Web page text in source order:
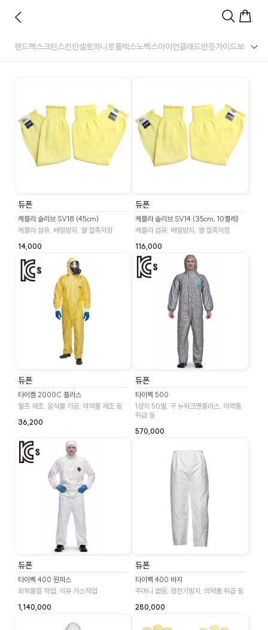
핸드맥스크린스킨안셀토와니로플렉스노벡스아이언클래드반듯가이드보생명진
듀폰
케블라 슬리브 SV18 (45cm)
케블라 섬유, 베임방지, 열 접촉저항
14,000
듀폰
케블라 슬리브 SV14 (35cm, 10켤레)
케블라 섬유, 베임방지, 열 접촉저항
116,000
듀폰
타이켐 2000C 플러스
펄프 제조, 음식물 가공, 의약품 제조 등
36,200
듀폰
타이벡 500
1상자 50벌, 구 뉴워크맨플러스, 의약품
취급 등
570,000
듀폰
타이벡 400 원피스
화학물질 작업, 석유 가스작업
1,140,000
듀폰
타이벡 400 바지
주머니 없음, 정전기방지, 의약품 취급 등
280,000